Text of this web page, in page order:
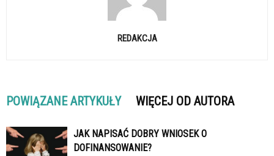
REDAKCJA
POWIĄZANE ARTYKUŁY WIĘCEJ OD AUTORA
JAK NAPISAĆ DOBRY WNIOSEK O
DOFINANSOWANIE?